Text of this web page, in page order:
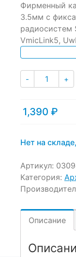
out
of
on
customer
ratings
Фирменный
3.5мм с
радиосистем
VmicLink5,
- Количество
+
1,390 ₽
Нет на
Артикул:
Категория:
Описание